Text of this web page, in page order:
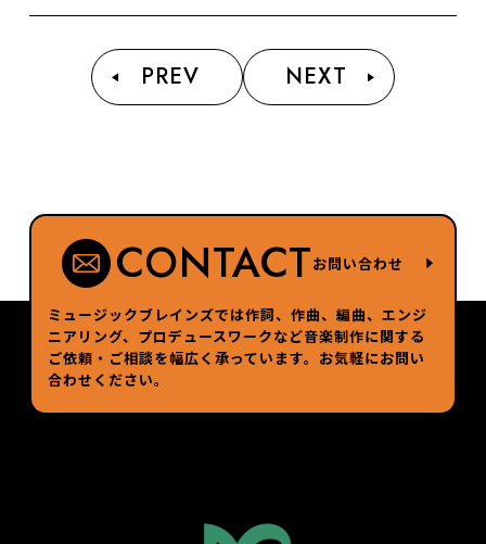
PREV NEXT
CONTACTお問い合わせ
ミュージックブレインズでは作詞、作曲、編曲、エンジ
ニアリング、プロデュースワークなど音楽制作に関する
ご依頼・ご相談を幅広く承っています。お気軽にお問い
合わせください。